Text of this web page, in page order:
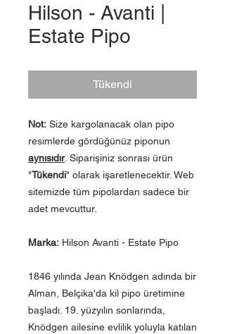
Hilson - Avanti |
Estate Pipo
Tükendi
Not: Size kargolanacak olan pipo
resimlerde gördüğünüz piponun
aynısıdır. Siparişiniz sonrası ürün
"Tükendi" olarak işaretlenecektir. Web
sitemizde tüm pipolardan sadece bir
adet mevcuttur.
Marka: Hilson Avanti - Estate Pipo
1846 yılında Jean Knödgen adında bir
Alman, Belçika'da kil pipo üretimine
başladı. 19. yüzyılın sonlarında,
Knödgen ailesine evlilik yoluyla katılan